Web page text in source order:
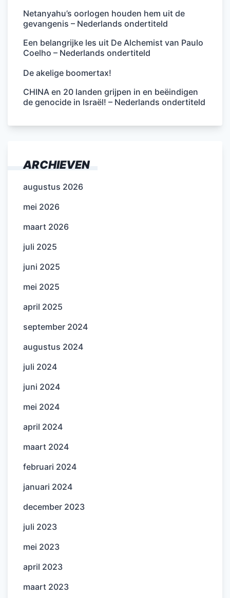
Netanyahu’s oorlogen houden hem uit de
gevangenis – Nederlands ondertiteld
Een belangrijke les uit De Alchemist van Paulo
Coelho – Nederlands ondertiteld
De akelige boomertax!
CHINA en 20 landen grijpen in en beëindigen
de genocide in Israël! – Nederlands ondertiteld
ARCHIEVEN
augustus 2026
mei 2026
maart 2026
juli 2025
juni 2025
mei 2025
april 2025
september 2024
augustus 2024
juli 2024
juni 2024
mei 2024
april 2024
maart 2024
februari 2024
januari 2024
december 2023
juli 2023
mei 2023
april 2023
maart 2023